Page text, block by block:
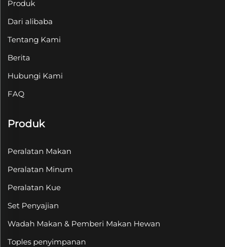
Produk
Dari alibaba
Tentang Kami
Berita
Hubungi Kami
FAQ
Produk
Peralatan Makan
Peralatan Minum
Peralatan Kue
Set Penyajian
Wadah Makan & Pemberi Makan Hewan
Toples penyimpanan